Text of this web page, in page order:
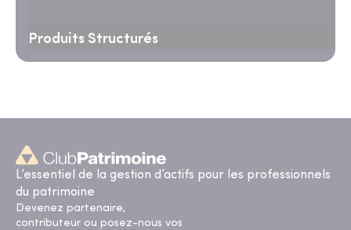
Produits Structurés
L’essentiel de la gestion d’actifs pour les professionnels
du patrimoine
Devenez partenaire,
contributeur ou posez-nous vos